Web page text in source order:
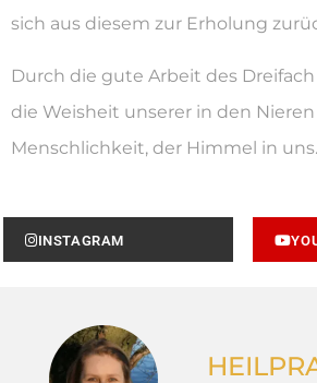
sich aus diesem zur Erholung
Durch die gute Arbeit des
die Weisheit unserer in den
Menschlichkeit, der Himmel in uns.
INSTAGRAM